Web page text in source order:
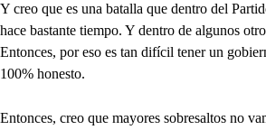
Y creo que es una batalla que dentro del
hace bastante tiempo. Y dentro de algunos
Entonces, por eso es tan difícil tener un
100% honesto.
Entonces, creo que mayores sobresaltos no